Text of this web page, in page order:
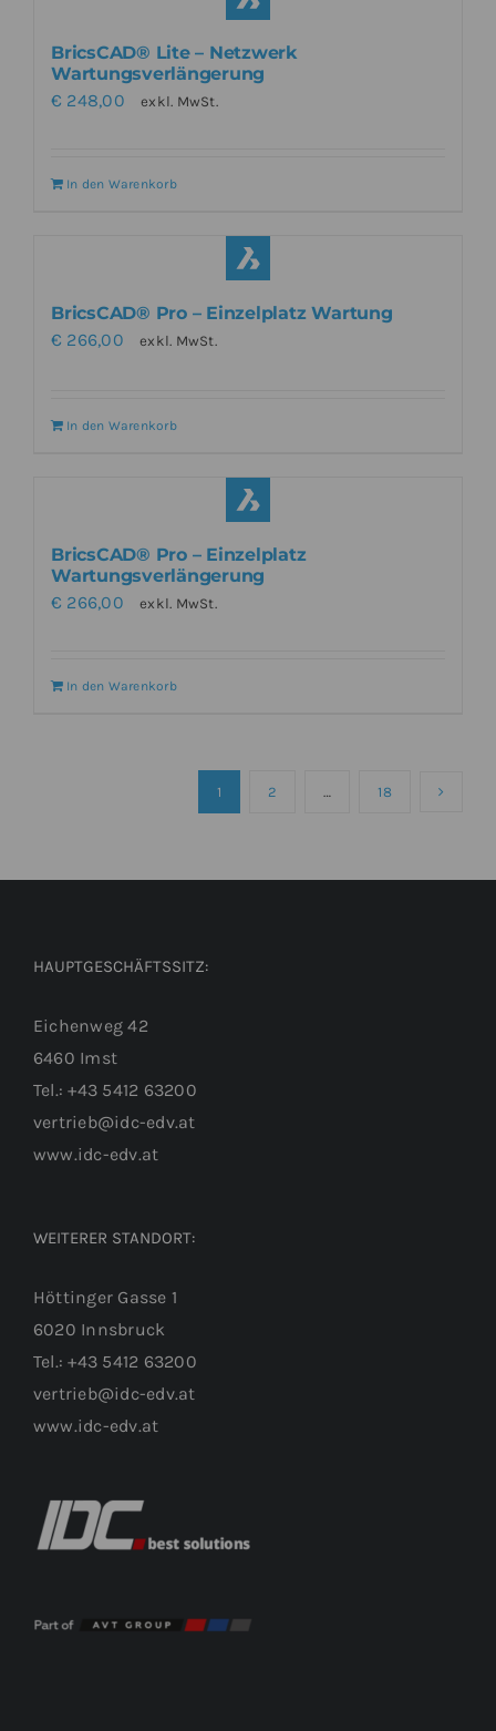
BricsCAD® Lite – Netzwerk
Wartungsverlängerung
€ 248,00 exkl. MwSt.
In den Warenkorb
BricsCAD® Pro – Einzelplatz Wartung
€ 266,00 exkl. MwSt.
In den Warenkorb
BricsCAD® Pro – Einzelplatz
Wartungsverlängerung
€ 266,00 exkl. MwSt.
In den Warenkorb
1 2 … 18
HAUPTGESCHÄFTSSITZ:
Eichenweg 42
6460 Imst
Tel.: +43 5412 63200
vertrieb@idc-edv.at
www.idc-edv.at
WEITERER STANDORT:
Höttinger Gasse 1
6020 Innsbruck
Tel.: +43 5412 63200
vertrieb@idc-edv.at
www.idc-edv.at